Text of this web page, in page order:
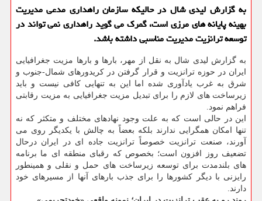
به گزارش لیدی شال در حالیکه سازمان راهداری مدعی مدیریت
بهینه پایانه های مرزی است، گمرک می گوید راهداری نمی تواند در
توسعه ترانزیت مدیریت مناسبی داشته باشد.
به گزارش لیدی شال به نقل از مهر، بارها و بارها مزیت جغرافیایی
ایران در حوزه ترانزیت و قرار گرفتن در کریدورهای شمال-جنوب و
شرق به غرب یادآوری شده اما این به تنهایی کافی نیست و باید
زیرساخت های لازم را برای تبدیل مزیت جغرافیایی به مزیت رقابتی
فراهم نمود.
این در حالی است که به علت وجود نهادهای مختلف و متکثر که نه
تنها امکان همگرایی ندارند بلکه بعضاً به چالش با یکدیگر روی می
آورند، صنعت ترانزیت خصوصاً ترانزیت جاده ای در ایران درحال
تضعیف روز افزون است؛ بخصوص که رقبای منطقه ای ما برنامه
های بلندمدت برای توسعه زیرساخت های حمل و نقلی و همینطور
رایزنی با دیگر کشورها را برای جذب بارهای آنها از مسیرهای خود
دارند.